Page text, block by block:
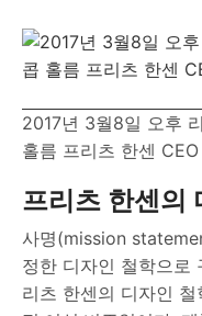
2017년 3월8일 오후
홀름 프리츠 한센
프리츠 한센의
사명(mission
정한 디자인 철학으로
리츠 한센의 디자인